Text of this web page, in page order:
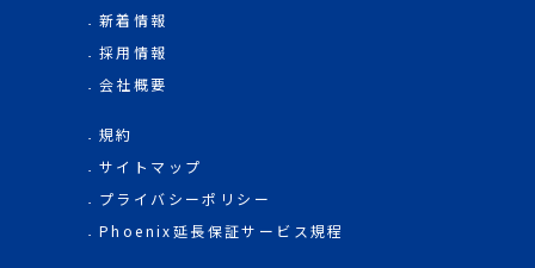
新着情報
採用情報
会社概要
規約
サイトマップ
プライバシーポリシー
Phoenix延長保証サービス規程